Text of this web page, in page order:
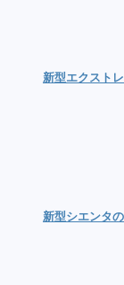
新型エクスト
新型シエンタ